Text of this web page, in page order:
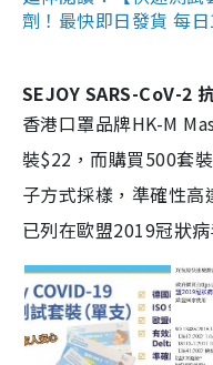
劑！最快即日發貨 每
SEJOY SARS-CoV-2
香港口罩品牌HK-M
裝$22，而購買500套
子方式採樣，準確性
已列在歐盟2019冠狀